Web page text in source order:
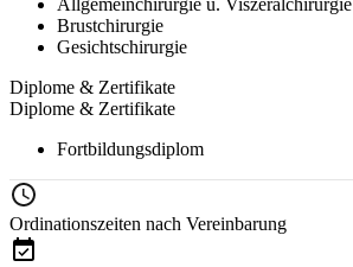
Brustchirurgie
Gesichtschirurgie
Diplome & Zertifikate
Diplome & Zertifikate
Fortbildungsdiplom
Ordinationszeiten nach Vereinbarung